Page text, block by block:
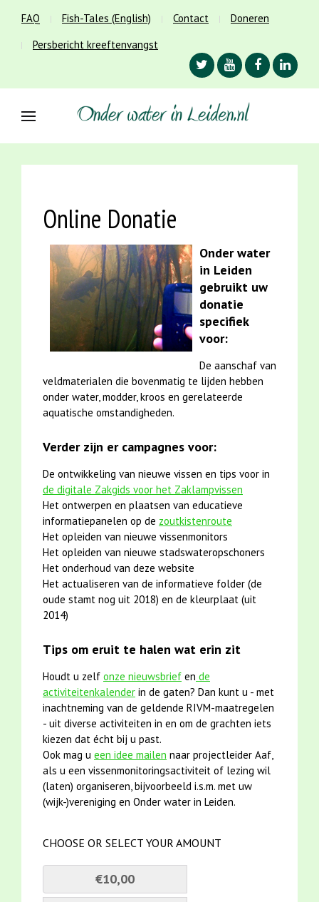
FAQ Fish-Tales (English) Contact
Doneren
Persbericht kreeftenvangst
Online Donatie
Onder water
in Leiden
gebruikt uw
donatie
specifiek
voor:
De aanschaf van
veldmaterialen die bovenmatig te lijden hebben
onder water, modder, kroos en gerelateerde
aquatische omstandigheden.
Verder zijn er campagnes voor:
De ontwikkeling van nieuwe vissen en tips voor in
de digitale Zakgids voor het Zaklampvissen
Het ontwerpen en plaatsen van educatieve
informatiepanelen op de zoutkistenroute
Het opleiden van nieuwe vissenmonitors
Het opleiden van nieuwe stadswateropschoners
Het onderhoud van deze website
Het actualiseren van de informatieve folder (de
oude stamt nog uit 2018) en de kleurplaat (uit
2014)
Tips om eruit te halen wat erin zit
Houdt u zelf onze nieuwsbrief en de
activiteitenkalender in de gaten? Dan kunt u - met
inachtneming van de geldende RIVM-maatregelen
- uit diverse activiteiten in en om de grachten iets
kiezen dat écht bij u past.
Ook mag u een idee mailen naar projectleider Aaf,
als u een vissenmonitoringsactiviteit of lezing wil
(laten) organiseren, bijvoorbeeld i.s.m. met uw
(wijk-)vereniging en Onder water in Leiden.
CHOOSE OR SELECT YOUR AMOUNT
€10,00